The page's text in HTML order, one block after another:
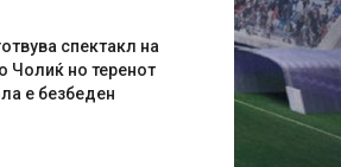
спектакл на
Чолиќ но теренот
е безбеден